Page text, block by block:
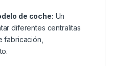
de coche: Un
diferentes centralitas
fabricación,